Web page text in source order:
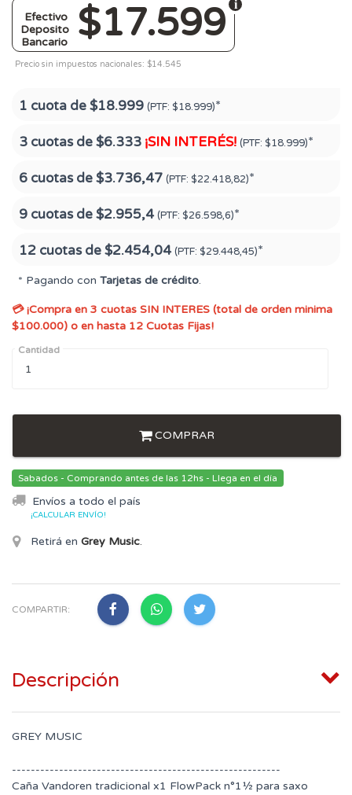
$17.599
Efectivo
Deposito
Bancario
Precio sin impuestos nacionales: $14.545
1 cuota de$18.999 (PTF: $18.999)*
3 cuotas de$6.333 ¡SIN INTERÉS! (PTF: $18.999)*
6 cuotas de$3.736,47 (PTF: $22.418,82)*
9 cuotas de$2.955,4 (PTF: $26.598,6)*
12 cuotas de$2.454,04 (PTF: $29.448,45)*
* Pagando con Tarjetas de crédito.
💳 ¡Compra en 3 cuotas SIN INTERES (total de orden minima
$100.000) o en hasta 12 Cuotas Fijas!
Cantidad
COMPRAR
Sabados - Comprando antes de las 12hs - Llega en el día
Envíos a todo el país
¡CALCULAR ENVÍO!
Retirá en Grey Music.
COMPARTIR:
Descripción
GREY MUSIC
---------------------------------------------------------
Caña Vandoren tradicional x1 FlowPack n°1½ para saxo